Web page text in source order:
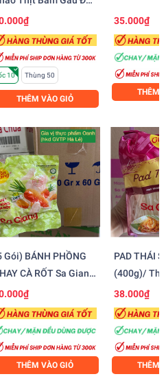
10 Thùng 50
THÊM VÀO GIỎ
35.000₫
THÊM
Gói) BÁNH PHỒNG
CÀ RỐT Sa Giang
THÊM VÀO GIỎ
PAD THÁI
(400g)/
38.000₫
THÊM